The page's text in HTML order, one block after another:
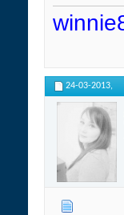
24-03-2013,